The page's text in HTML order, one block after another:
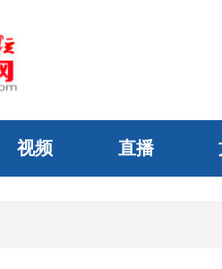
视频 直播